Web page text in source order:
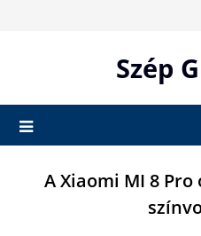
Szép
A Xiaomi MI 8